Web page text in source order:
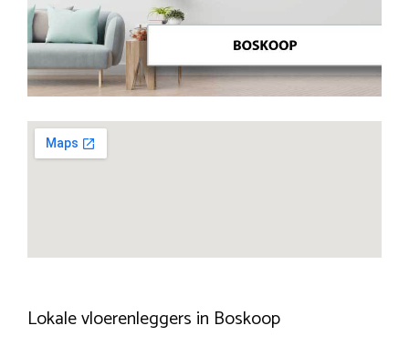
Lokale vloerenleggers in Boskoop